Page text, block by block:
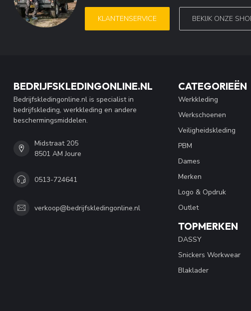
KLANTENSERVICE BEKIJK ONZE
BEDRIJFSKLEDINGONLINE.NL
Bedrijfskledingonline.nl is specialist in
bedrijfskleding, werkkleding en andere
beschermingsmiddelen.
Midstraat 205
8501 AM Joure
0513-724641
verkoop@bedrijfskledingonline.nl
CATEGORIEËN
Werkkleding
Werkschoenen
Veiligheidskleding
PBM
Dames
Merken
Logo & Opdruk
Outlet
TOPMERKEN
DASSY
Snickers Workwear
Blaklader